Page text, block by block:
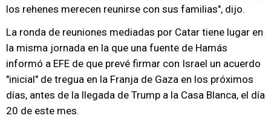
los rehenes merecen reunirse con sus familias", dijo.
La ronda de reuniones mediadas por Catar tiene lugar en
la misma jornada en la que una fuente de Hamás
informó a EFE de que prevé firmar con Israel un acuerdo
"inicial" de tregua en la Franja de Gaza en los próximos
días, antes de la llegada de Trump a la Casa Blanca, el día
20 de este mes.